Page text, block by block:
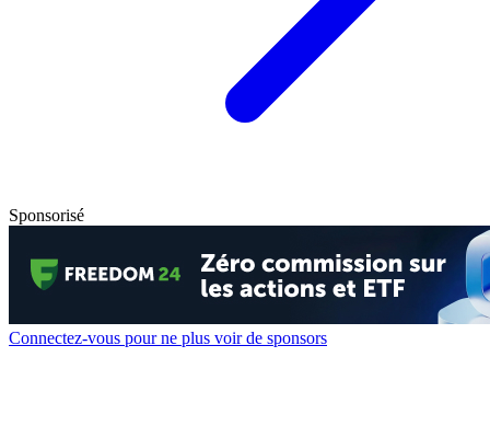
Sponsorisé
Connectez-vous pour ne plus voir de sponsors